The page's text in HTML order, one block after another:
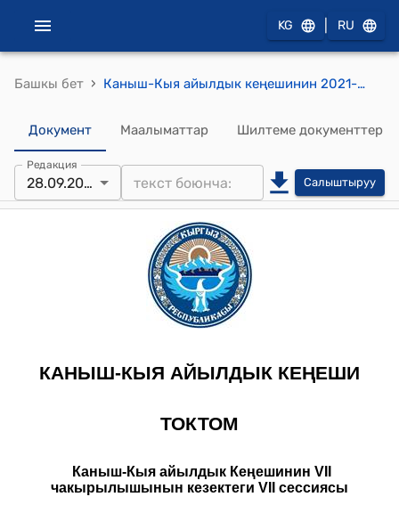
KG RU
Башкы бет › Каныш-Кыя айылдык кеңешинин 2021-жылдын 28-сентябрындагы № 3
Документ Маалыматтар Шилтеме документтер
Редакция
28.09.2021 Салыштыруу